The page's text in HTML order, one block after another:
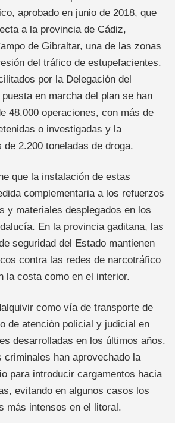
aprobado en junio de 2018, que
a la provincia de Cádiz,
de Gibraltar, una de las zonas
del tráfico de estupefacientes.
por la Delegación del
en marcha del plan se han
48.000 operaciones, con más de
o investigadas y la
de 2.200 toneladas de droga.
que la instalación de estas
complementaria a los refuerzos
y materiales desplegados en los
En la provincia gaditana, las
seguridad del Estado mantienen
contra las redes de narcotráfico
la costa como en el interior.
como vía de transporte de
de atención policial y judicial en
desarrolladas en los últimos años.
criminales han aprovechado la
para introducir cargamentos hacia
evitando en algunos casos los
más intensos en el litoral.